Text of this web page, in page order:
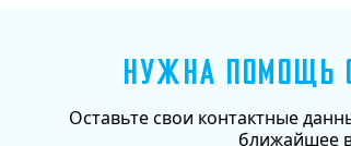
НУЖНА ПОМОЩЬ
Оставьте свои контактные
ближайшее